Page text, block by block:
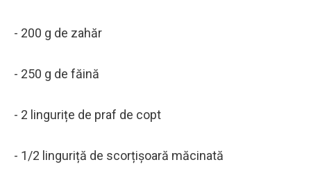
- 200 g de zahăr
- 250 g de făină
- 2 lingurițe de praf de copt
- 1/2 linguriță de scorțișoară măcinată